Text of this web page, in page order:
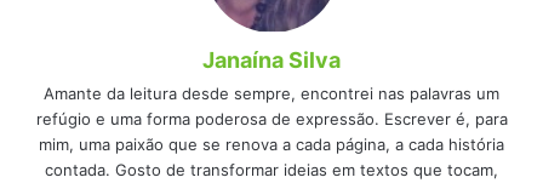
Janaína Silva
Amante da leitura desde sempre, encontrei nas palavras um
refúgio e uma forma poderosa de expressão. Escrever é, para
mim, uma paixão que se renova a cada página, a cada história
contada. Gosto de transformar ideias em textos que tocam,